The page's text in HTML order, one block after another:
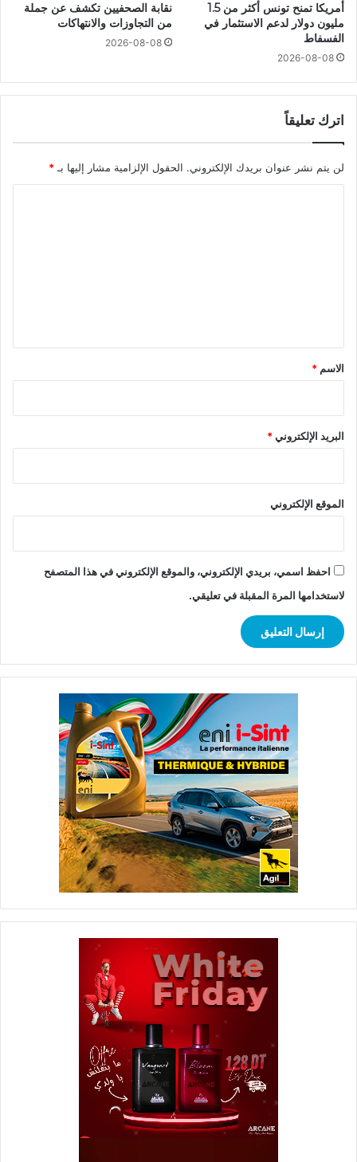
أمريكا تمنح تونس أكثر من 1.5
مليون دولار لدعم الاستثمار في
الفسفاط
2026-08-08
نقابة الصحفيين تكشف عن جملة
من التجاوزات والانتهاكات
2026-08-08
اترك تعليقاً
لن يتم نشر عنوان بريدك الإلكتروني. الحقول الإلزامية مشار إليها بـ*
*
الاسم *
البريد الإلكتروني*
الموقع الإلكتروني
احفظ اسمي، بريدي الإلكتروني، والموقع الإلكتروني في هذا المتصفح
لاستخدامها المرة المقبلة في تعليقي.